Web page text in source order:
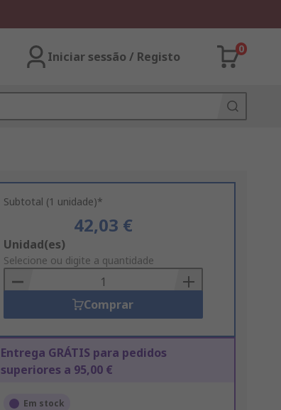
Iniciar sessão / Registo
0
Subtotal (1 unidade)*
42,03 €
Add
to
Basket
Unidad(es)
Selecione ou digite a quantidade
Comprar
Entrega GRÁTIS para pedidos
superiores a 95,00 €
Em stock